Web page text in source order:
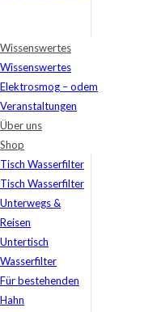
Wissenswertes
Wissenswertes
Elektrosmog – odem
Veranstaltungen
Über uns
Shop
Tisch Wasserfilter
Tisch Wasserfilter
Unterwegs &
Reisen
Untertisch
Wasserfilter
Für bestehenden
Hahn